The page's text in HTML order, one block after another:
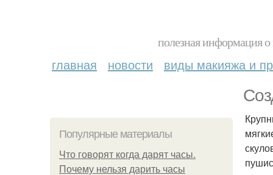
полезная информация
главная новости виды макияжа и
Популярные материалы
Что говорят когда дарят часы.
Почему нельзя дарить часы